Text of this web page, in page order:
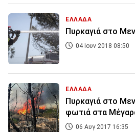
ΕΛΛΑΔΑ
Πυρκαγιά στο
04 Ιουν 2018 08:50
ΕΛΛΑΔΑ
Πυρκαγιά στο
φωτιά στα
06 Αυγ 2017 16:35